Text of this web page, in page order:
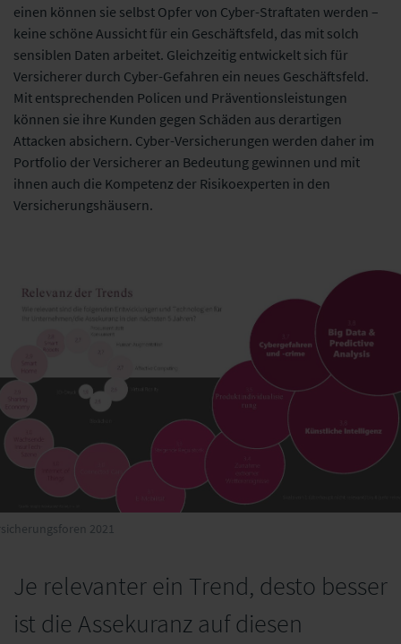
einen können sie selbst Opfer von Cyber-Straftaten werden –
keine schöne Aussicht für ein Geschäftsfeld, das mit solch
sensiblen Daten arbeitet. Gleichzeitig entwickelt sich für
Versicherer durch Cyber-Gefahren ein neues Geschäftsfeld.
Mit entsprechenden Policen und Präventionsleistungen
können sie ihre Kunden gegen Schäden aus derartigen
Attacken absichern. Cyber-Versicherungen werden daher im
Portfolio der Versicherer an Bedeutung gewinnen und mit
ihnen auch die Kompetenz der Risikoexperten in den
Versicherungshäusern.
2021
Je relevanter ein Trend, desto besser
ist die Assekuranz auf diesen